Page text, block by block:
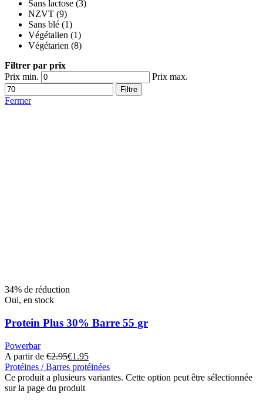
Sans lactose (3)
NZVT (9)
Sans blé (1)
Végétalien (1)
Végétarien (8)
Filtrer par prix
Prix min.
Prix max.
Filtre
Fermer
34% de réduction
Oui, en stock
Protein Plus 30% Barre 55 gr
Powerbar
A partir de €2.95€1.95
Protéines / Barres protéinées
Ce produit a plusieurs variantes. Cette option peut être sélectionnée
sur la page du produit